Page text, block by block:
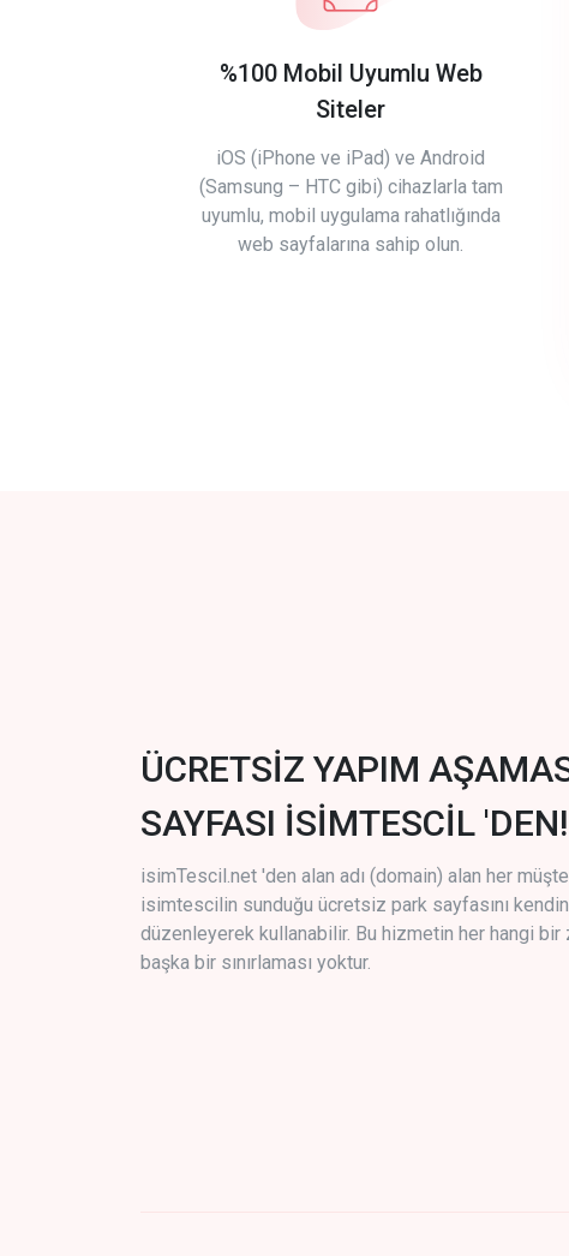
%100 Mobil Uyumlu Web
Siteler
iOS (iPhone ve iPad) ve Android
(Samsung – HTC gibi) cihazlarla tam
uyumlu, mobil uygulama rahatlığında
web sayfalarına sahip olun.
ÜCRETSİZ YAPIM
SAYFASI İSİMTESCİL 'DEN!
isimTescil.net 'den alan adı (domain) alan her
isimtescilin sunduğu ücretsiz park sayfasını
düzenleyerek kullanabilir. Bu hizmetin her hangi bir
başka bir sınırlaması yoktur.